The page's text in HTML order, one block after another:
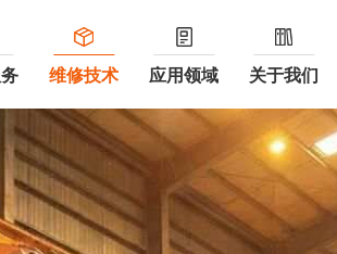
维修技术 应用领域 关于我们